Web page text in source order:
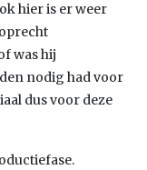
hier is er weer
was hij
nodig had voor
dus voor deze